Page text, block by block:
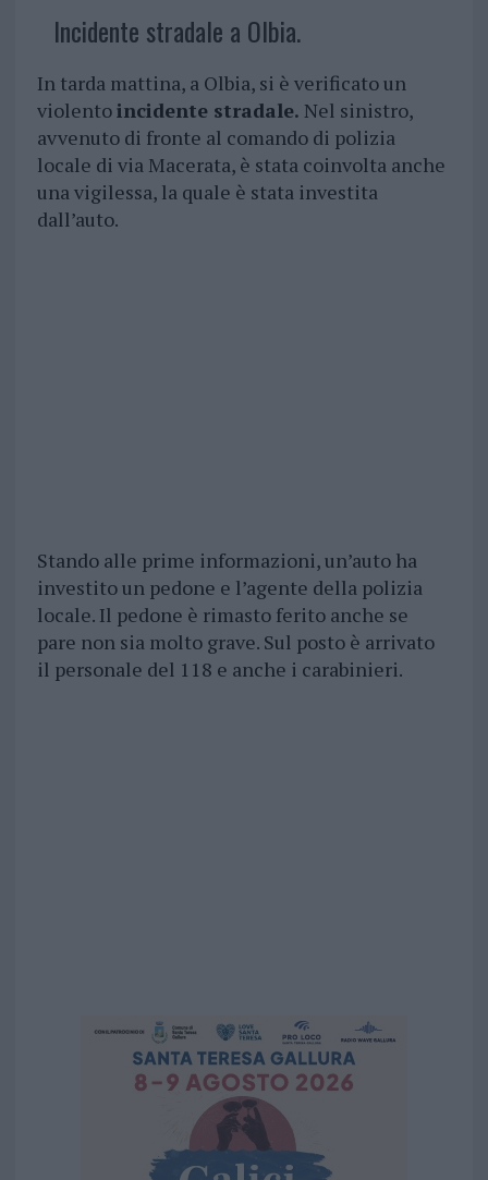
Incidente stradale a Olbia.
In tarda mattina, a Olbia, si è verificato un
violentoincidente stradale. Nel sinistro,
avvenuto di fronte al comando di polizia
locale di via Macerata, è stata coinvolta anche
una vigilessa, la quale è stata investita
dall’auto.
Stando alle prime informazioni, un’auto ha
investito un pedone e l’agente della polizia
locale. Il pedone è rimasto ferito anche se
pare non sia molto grave. Sul posto è arrivato
il personale del 118 e anche i carabinieri.